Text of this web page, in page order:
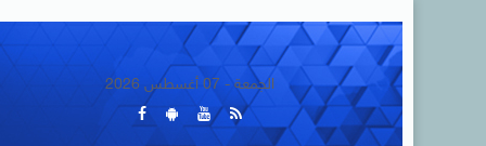
الجمعة - 07 أغسطس 2026